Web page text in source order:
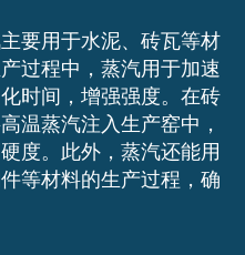
要用于水泥、砖瓦等材
过程中，蒸汽用于加速
时间，增强强度。在砖
温蒸汽注入生产窑中，
度。此外，蒸汽还能用
等材料的生产过程，确